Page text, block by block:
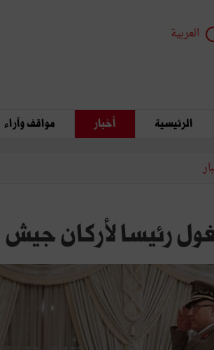
العربية
الرئيسية أخبار مواقف وآراء
رئيسا لأركان جيش